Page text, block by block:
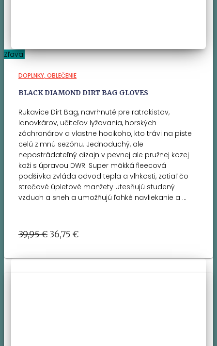
Zľava!
DOPLNKY OBLEČENIE
BLACK DIAMOND DIRT BAG GLOVES
Rukavice Dirt Bag, navrhnuté pre ratrakistov,
lanovkárov, učiteľov lyžovania, horských
záchranárov a vlastne hocikoho, kto trávi na piste
celú zimnú sezónu. Jednoduchý, ale
nepostrádateľný dizajn v pevnej ale pružnej kozej
koži s úpravou DWR. Super mäkká fleecová
podšívka zvláda odvod tepla a vlhkosti, zatiaľ čo
strečové úpletové manžety utesňujú studený
vzduch a sneh a umožňujú ľahké navliekanie a …
39,95€ Pôvodná
36,75 €Aktuálna